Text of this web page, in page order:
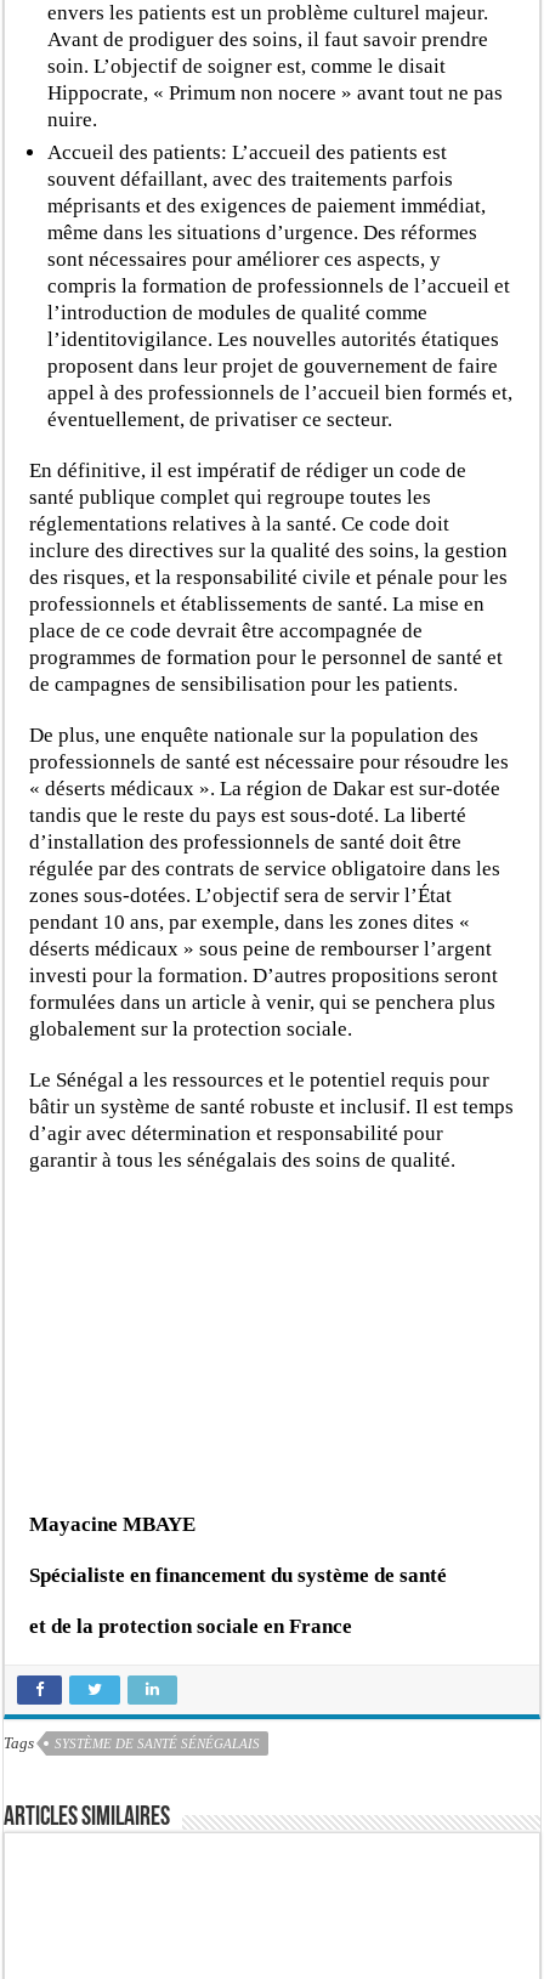
envers les patients est un problème culturel majeur.
Avant de prodiguer des soins, il faut savoir prendre
soin. L’objectif de soigner est, comme le disait
Hippocrate, « Primum non nocere » avant tout ne pas
nuire.
Accueil des patients: L’accueil des patients est
souvent défaillant, avec des traitements parfois
méprisants et des exigences de paiement immédiat,
même dans les situations d’urgence. Des réformes
sont nécessaires pour améliorer ces aspects, y
compris la formation de professionnels de l’accueil et
l’introduction de modules de qualité comme
l’identitovigilance. Les nouvelles autorités étatiques
proposent dans leur projet de gouvernement de faire
appel à des professionnels de l’accueil bien formés et,
éventuellement, de privatiser ce secteur.
En définitive, il est impératif de rédiger un code de
santé publique complet qui regroupe toutes les
réglementations relatives à la santé. Ce code doit
inclure des directives sur la qualité des soins, la gestion
des risques, et la responsabilité civile et pénale pour les
professionnels et établissements de santé. La mise en
place de ce code devrait être accompagnée de
programmes de formation pour le personnel de santé et
de campagnes de sensibilisation pour les patients.
De plus, une enquête nationale sur la population des
professionnels de santé est nécessaire pour résoudre les
« déserts médicaux ». La région de Dakar est sur-dotée
tandis que le reste du pays est sous-doté. La liberté
d’installation des professionnels de santé doit être
régulée par des contrats de service obligatoire dans les
zones sous-dotées. L’objectif sera de servir l’État
pendant 10 ans, par exemple, dans les zones dites «
déserts médicaux » sous peine de rembourser l’argent
investi pour la formation. D’autres propositions seront
formulées dans un article à venir, qui se penchera plus
globalement sur la protection sociale.
Le Sénégal a les ressources et le potentiel requis pour
bâtir un système de santé robuste et inclusif. Il est temps
d’agir avec détermination et responsabilité pour
garantir à tous les sénégalais des soins de qualité.
Mayacine MBAYE
Spécialiste en financement du système de santé
et de la protection sociale en France
Tags SYSTÈME DE SANTÉ SÉNÉGALAIS
Articles similaires